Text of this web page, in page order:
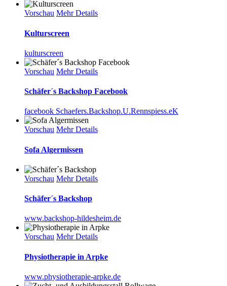
Vorschau Mehr Details
Kulturscreen
kulturscreen
Vorschau Mehr Details
Schäfer´s Backshop Facebook
facebook Schaefers.Backshop.U.Rennspiess.eK
Vorschau Mehr Details
Sofa Algermissen
Vorschau Mehr Details
Schäfer´s Backshop
www.backshop-hildesheim.de
Vorschau Mehr Details
Physiotherapie in Arpke
www.physiotherapie-arpke.de